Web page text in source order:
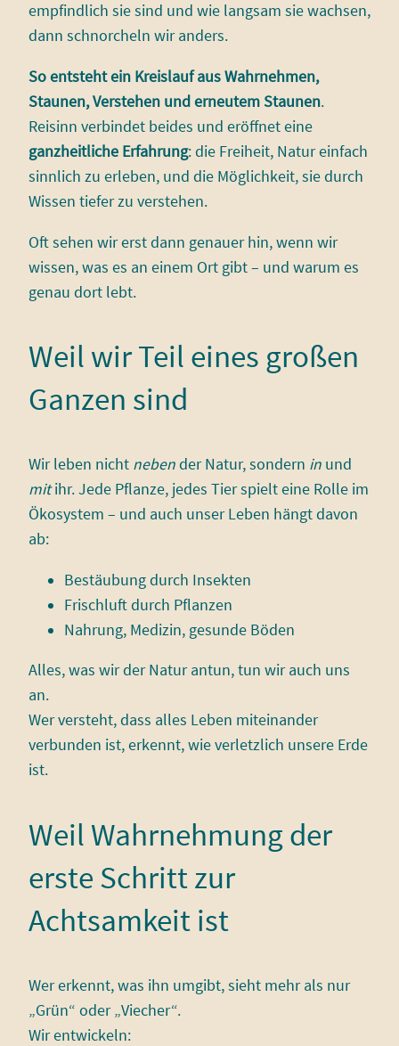
empfindlich sie sind und wie langsam sie wachsen,
dann schnorcheln wir anders.
So entsteht ein Kreislauf aus Wahrnehmen,
Staunen, Verstehen und erneutem Staunen.
Reisinn verbindet beides und eröffnet eine
ganzheitliche Erfahrung: die Freiheit, Natur einfach
sinnlich zu erleben, und die Möglichkeit, sie durch
Wissen tiefer zu verstehen.
Oft sehen wir erst dann genauer hin, wenn wir
wissen, was es an einem Ort gibt – und warum es
genau dort lebt.
Weil wir Teil eines großen
Ganzen sind
Wir leben nicht nebender Natur, sondern in und
mitihr. Jede Pflanze, jedes Tier spielt eine Rolle im
Ökosystem – und auch unser Leben hängt davon
ab:
Bestäubung durch Insekten
Frischluft durch Pflanzen
Nahrung, Medizin, gesunde Böden
Alles, was wir der Natur antun, tun wir auch uns
an.
Wer versteht, dass alles Leben miteinander
verbunden ist, erkennt, wie verletzlich unsere Erde
ist.
Weil Wahrnehmung der
erste Schritt zur
Achtsamkeit ist
Wer erkennt, was ihn umgibt, sieht mehr als nur
„Grün“ oder „Viecher“.
Wir entwickeln: